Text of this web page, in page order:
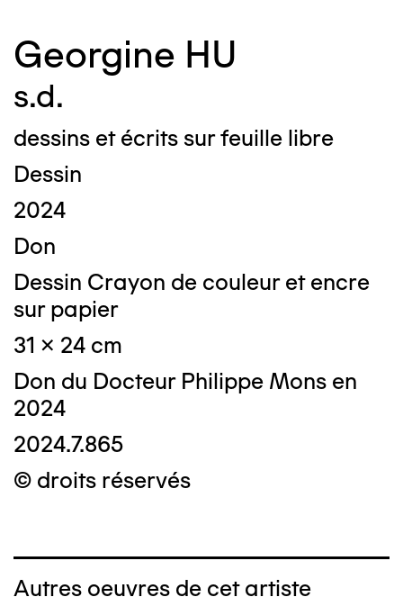
Georgine HU
s.d.
dessins et écrits sur feuille libre
Dessin
2024
Don
Dessin Crayon de couleur et encre
sur papier
31 x 24 cm
Don du Docteur Philippe Mons en
2024
2024.7.865
© droits réservés
Autres oeuvres de cet artiste